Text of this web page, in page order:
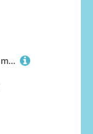
NOLITOY Niedliche Hamster mütze mit Beweglichen Ohren Plüsch hut für Erwachsene und Jugendliche Kreativer Hut mit Wackelnden Hamsterohren Lustiger Cartoon kopfschmuck Zufällige Farbe